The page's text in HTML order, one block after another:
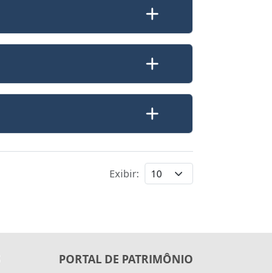
Exibir:
PORTAL DE PATRIMÔNIO